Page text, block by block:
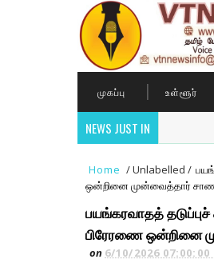
முகப்பு உள்ளூர்
NEWS JUST IN
Home /Unlabelled/
ஒன்றினை முன்வைத்தார்
பயங்கரவாதத்
பிரேரணை ஒன்றினை
on 6/10/2026 07:00:00